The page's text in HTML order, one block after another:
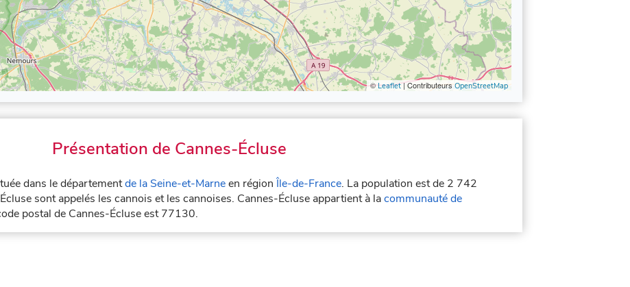
©Leaflet| Contributeurs OpenStreetMap
Présentation de Cannes-Écluse
dans le départementde la Seine-et-Marneen région Île-de-France. La population est de 2 742
sont appelés les cannois et les cannoises. Cannes-Écluse appartient à lacommunauté de
postal de Cannes-Écluse est 77130.